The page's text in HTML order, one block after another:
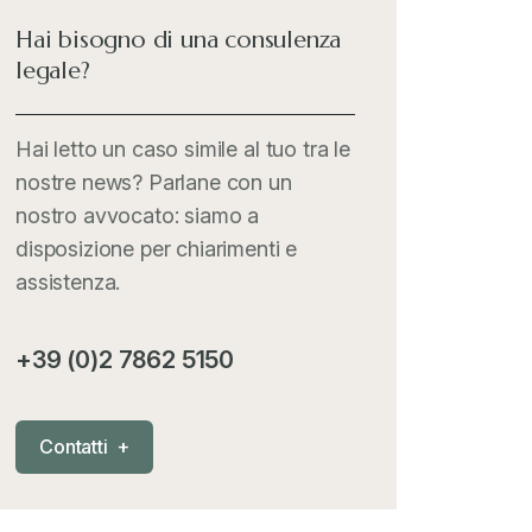
Hai bisogno di una consulenza
legale?
Hai letto un caso simile al tuo tra le
nostre news? Parlane con un
nostro avvocato: siamo a
disposizione per chiarimenti e
assistenza.
+39 (0)2 7862 5150
Contatti +